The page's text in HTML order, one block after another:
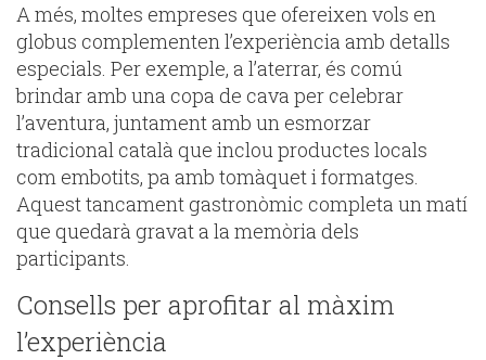
A més, moltes empreses que ofereixen vols en
globus complementen l’experiència amb detalls
especials. Per exemple, a l’aterrar, és comú
brindar amb una copa de cava per celebrar
l’aventura, juntament amb un esmorzar
tradicional català que inclou productes locals
com embotits, pa amb tomàquet i formatges.
Aquest tancament gastronòmic completa un matí
que quedarà gravat a la memòria dels
participants.
Consells per aprofitar al màxim
l’experiència